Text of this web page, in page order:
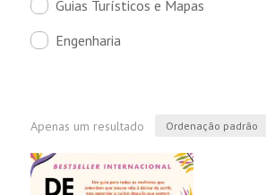
Guias Turísticos e Mapas
Engenharia
Apenas um resultado